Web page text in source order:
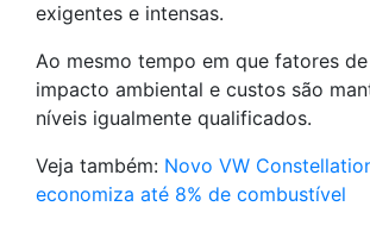
exigentes e intensas.
Ao mesmo tempo em que fatores
impacto ambiental e custos são
níveis igualmente qualificados.
Veja também: Novo VW
economiza até 8% de combustível